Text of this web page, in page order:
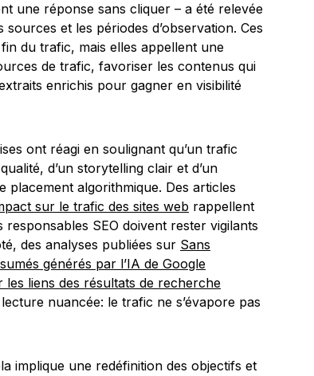
une réponse sans cliquer – a été relevée
et les périodes d’observation. Ces
du trafic, mais elles appellent une
de trafic, favoriser les contenus qui
enrichis pour gagner en visibilité
ont réagi en soulignant qu’un trafic
d’un storytelling clair et d’un
placement algorithmique. Des articles
sur le trafic des sites web rappellent
SEO doivent rester vigilants
des analyses publiées sur Sans
générés par l’IA de Google
liens des résultats de recherche
nuancée: le trafic ne s’évapore pas
implique une redéfinition des objectifs et